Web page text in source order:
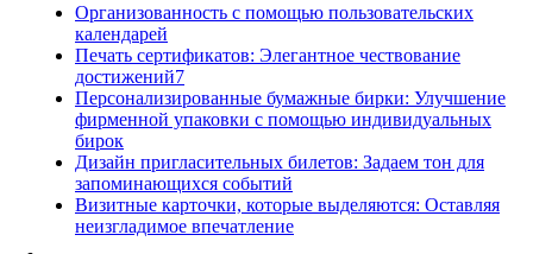
Организованность с помощью пользовательских
календарей
Печать сертификатов: Элегантное чествование
достижений7
Персонализированные бумажные бирки: Улучшение
фирменной упаковки с помощью индивидуальных
бирок
Дизайн пригласительных билетов: Задаем тон для
запоминающихся событий
Визитные карточки, которые выделяются: Оставляя
неизгладимое впечатление